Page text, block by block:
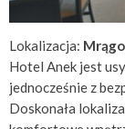
Lokalizacja:
Hotel Anek jest
jednocześnie z
Doskonała